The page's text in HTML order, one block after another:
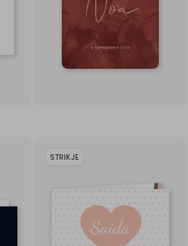
STRIKJE